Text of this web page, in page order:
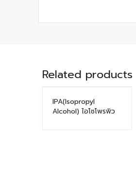
Related products
IPA(Isopropyl
Alcohol) ไอโซโพรพิว